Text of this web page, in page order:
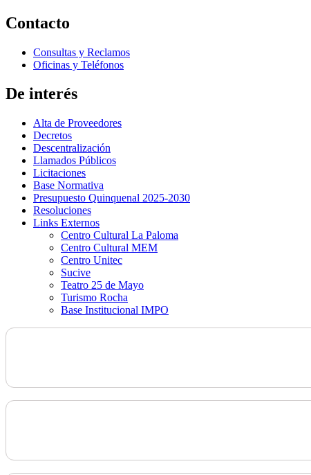
Contacto
Consultas y Reclamos
Oficinas y Teléfonos
De interés
Alta de Proveedores
Decretos
Descentralización
Llamados Públicos
Licitaciones
Base Normativa
Presupuesto Quinquenal 2025-2030
Resoluciones
Links Externos
Centro Cultural La Paloma
Centro Cultural MEM
Centro Unitec
Sucive
Teatro 25 de Mayo
Turismo Rocha
Base Institucional IMPO